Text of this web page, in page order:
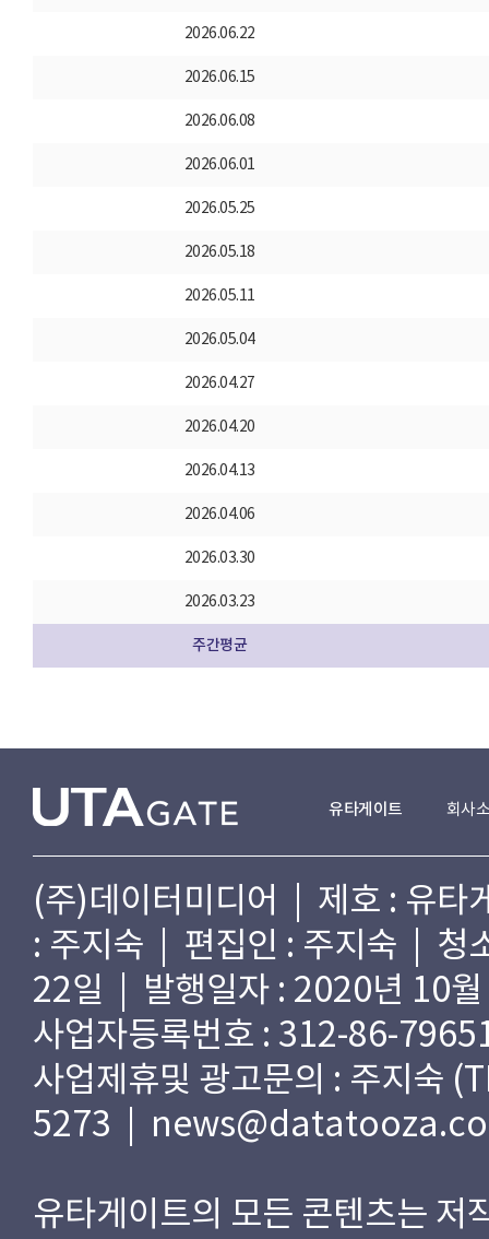
2026.06.22
2026.06.15
2026.06.08
2026.06.01
2026.05.25
2026.05.18
2026.05.11
2026.05.04
2026.04.27
2026.04.20
2026.04.13
2026.04.06
2026.03.30
2026.03.23
주간평균
유타게이트 회사
(주)데이터미디어 | 제호 : 유
: 주지숙 | 편집인 : 주지숙 | 청
22일 | 발행일자 : 2020년 10
사업자등록번호 : 312-86-
사업제휴및 광고문의 : 주지숙
5273 |
유타게이트의 모든 콘텐츠는 저